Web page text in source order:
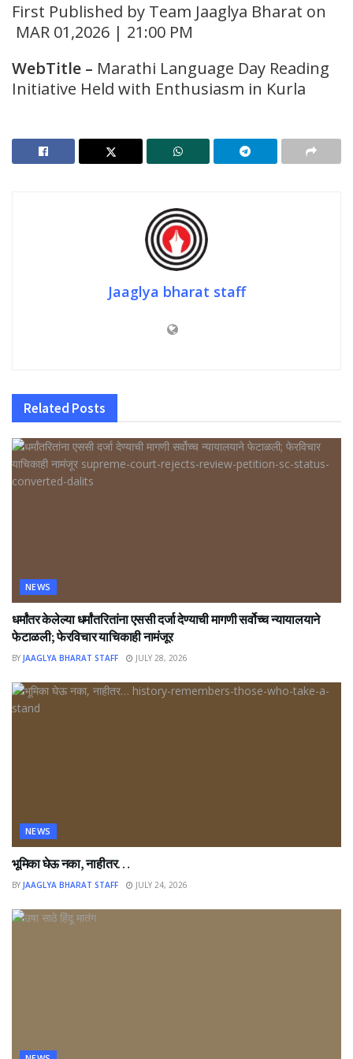
First Published by Team Jaaglya Bharat on
MAR 01,2026 | 21:00 PM
WebTitle – Marathi Language Day Reading
Initiative Held with Enthusiasm in Kurla
Jaaglya bharat staff
Related Posts
NEWS
धर्मांतर केलेल्या धर्मांतरितांना एससी दर्जा देण्याची मागणी सर्वोच्च न्यायालयाने
फेटाळली; फेरविचार याचिकाही नामंजूर
BY JAAGLYA BHARAT STAFF JULY 28, 2026
NEWS
भूमिका घेऊ नका, नाहीतर…
BY JAAGLYA BHARAT STAFF JULY 24, 2026